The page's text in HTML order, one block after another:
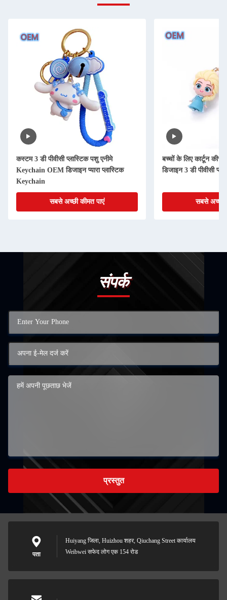
कस्टम 3 डी पीवीसी प्लास्टिक पशु एनीमे
Keychain OEM डिजाइन प्यारा प्लास्टिक
Keychain
सबसे अच्छी कीमत पाएं
बच्चों के लिए कार्टून
डिजाइन 3 डी पीवीसी
सबसे अच्छी
संपर्क
प्रस्तुत
पता
Huiyang जिला, Huizhou शहर, Qiuchang Street कार्यालय
Weibwei सफेद लोग एक 154 रोड